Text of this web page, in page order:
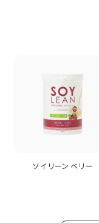
ソイリーン ベリー